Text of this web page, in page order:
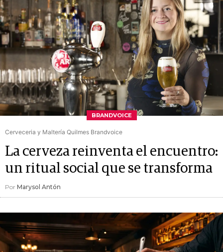
BRANDVOICE
Cerveceria y Maltería Quilmes Brandvoice
La cerveza reinventa el encuentro:
un ritual social que se transforma
Por Marysol Antón